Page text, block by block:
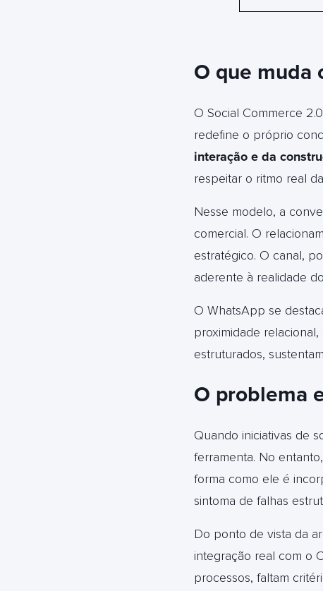
O que muda
O Social Commerce
redefine o próprio
interação e da
respeitar o ritmo real
Nesse modelo, a
comercial. O
estratégico. O canal,
aderente à realidade
O WhatsApp se
proximidade
estruturados,
O problema
Quando iniciativas de
ferramenta. No
forma como ele é
sintoma de falhas
Do ponto de vista da
integração real com o
processos, faltam